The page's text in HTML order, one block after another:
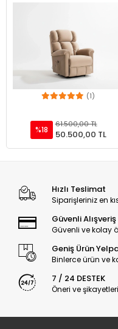
Add to cart
(1)
%18
61.500,00 TL
50.500,00 TL
Hızlı Teslimat
Siparişleriniz en
Güvenli Alışveriş
Güvenli ve kolay
Geniş Ürün
Binlerce ürün ve
7 / 24 DESTEK
Öneri ve